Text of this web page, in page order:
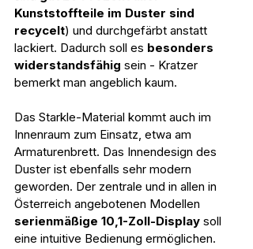
Kunststoffteile im Duster sind
recycelt) und durchgefärbt anstatt
lackiert. Dadurch soll es besonders
widerstandsfähig sein - Kratzer
bemerkt man angeblich kaum.
Das Starkle-Material kommt auch im
Innenraum zum Einsatz, etwa am
Armaturenbrett. Das Innendesign des
Duster ist ebenfalls sehr modern
geworden. Der zentrale und in allen in
Österreich angebotenen Modellen
serienmäßige 10,1-Zoll-Display soll
eine intuitive Bedienung ermöglichen.